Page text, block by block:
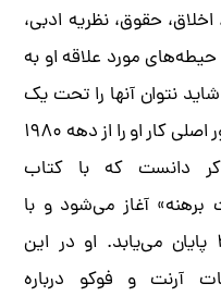
حقوق، نظریه ادبی،
مورد علاقه او به
نتوان آنها را تحت یک
عنوان خاص گنجاند. بااین‌حال محور اصلی کار او را از دهه ۱۹۸۰
دانست که با کتاب
آغاز می‌شود و با
«استفاده بدن‌ها» در سال ۲۰۱۷ پایان می‌یابد. او در این
آرنت و فوکو درباره